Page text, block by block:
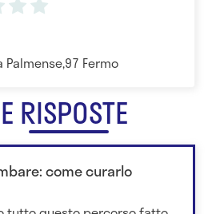
Fermo
RISPOSTE
come curarlo